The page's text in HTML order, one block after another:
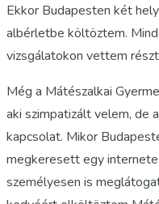
Ekkor Budapesten két
albérletbe költöztem.
vizsgálatokon vettem
Még a Mátészalkai
aki szimpatizált velem, de
kapcsolat. Mikor
megkeresett egy
személyesen is